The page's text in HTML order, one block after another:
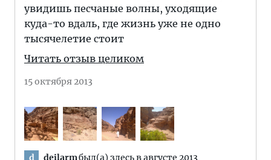
увидишь песчаные волны, уходящие
куда-то вдаль, где жизнь уже не одно
тысячелетие стоит
Читать отзыв целиком
15 октября 2013
d deilarmбыл(а) здесь в августе 2013